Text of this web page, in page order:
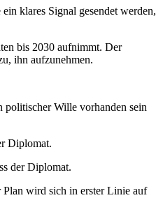
klares Signal gesendet werden,
bis 2030 aufnimmt. Der
ihn aufzunehmen.
politischer Wille vorhanden sein
Diplomat.
der Diplomat.
wird sich in erster Linie auf